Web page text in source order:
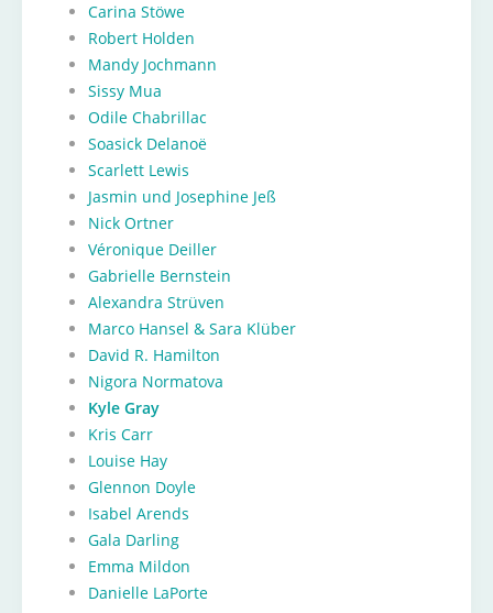
Carina Stöwe
Robert Holden
Mandy Jochmann
Sissy Mua
Odile Chabrillac
Soasick Delanoë
Scarlett Lewis
Jasmin und Josephine Jeß
Nick Ortner
Véronique Deiller
Gabrielle Bernstein
Alexandra Strüven
Marco Hansel & Sara Klüber
David R. Hamilton
Nigora Normatova
Kyle Gray
Kris Carr
Louise Hay
Glennon Doyle
Isabel Arends
Gala Darling
Emma Mildon
Danielle LaPorte